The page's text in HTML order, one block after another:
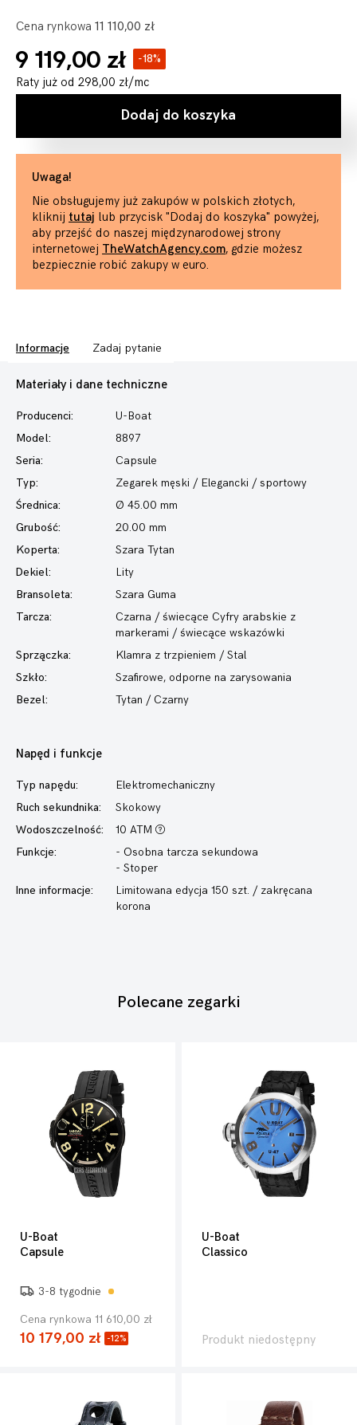
Cena rynkowa 11 110,00 zł
9 119,00 zł -18%
Raty już od 298,00 zł/mc
Dodaj do koszyka
Uwaga!
Nie obsługujemy już zakupów w polskich złotych,
kliknij tutaj lub przycisk "Dodaj do koszyka" powyżej,
aby przejść do naszej międzynarodowej strony
internetowej TheWatchAgency.com, gdzie możesz
bezpiecznie robić zakupy w euro.
Informacje Zadaj pytanie
Materiały i dane techniczne
Producenci:
U-Boat
Model:
8897
Seria:
Capsule
Typ:
Zegarek męski / Elegancki / sportowy
Średnica:
Ø 45.00 mm
Grubość:
20.00 mm
Koperta:
Szara Tytan
Dekiel:
Lity
Bransoleta:
Szara Guma
Tarcza:
Czarna / świecące Cyfry arabskie z
markerami / świecące wskazówki
Sprzączka:
Klamra z trzpieniem / Stal
Szkło:
Szafirowe, odporne na zarysowania
Bezel:
Tytan / Czarny
Napęd i funkcje
Typ napędu:
Elektromechaniczny
Ruch sekundnika:
Skokowy
Wodoszczelność:
10 ATM
Funkcje:
- Osobna tarcza sekundowa
- Stoper
Inne informacje:
Limitowana edycja 150 szt. / zakręcana
korona
Polecane zegarki
U-Boat
Capsule
3-8 tygodnie
Cena rynkowa 11 610,00 zł
10 179,00 zł -12%
U-Boat
Classico
Produkt niedostępny